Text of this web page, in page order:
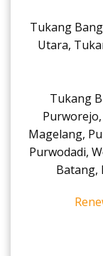
Tukang
Utara,
Tukang
Magelang,
Purwodadi,
Batang,